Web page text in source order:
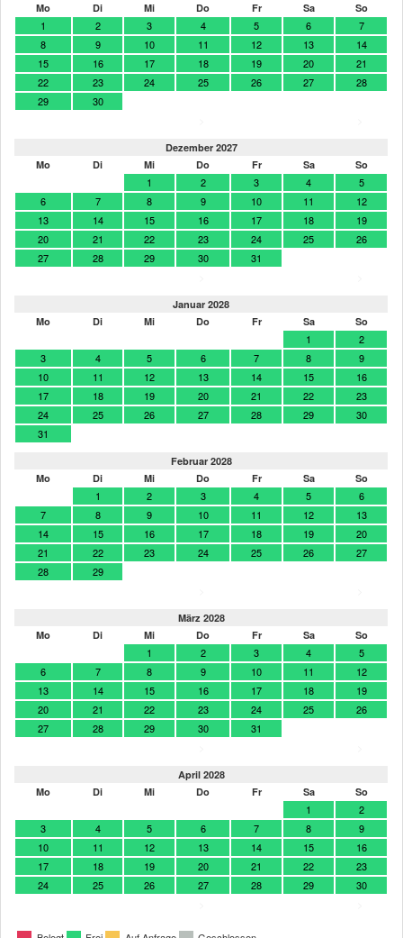
Mo
Di Mi Do Fr Sa So
1 2 3 4 5 6
7
8
9 10 11 12 13
14
15
16 17 18 19 20
21
22
23 24 25 26 27
28
29
30
Dezember 2027
Mo
Di Mi Do Fr Sa So
1 2 3 4
5
6
7 8 9 10 11
12
13
14 15 16 17 18
19
20
21 22 23 24 25
26
27
28 29 30
31
Januar 2028
Mo
Di Mi Do Fr Sa So
1
2
3
4 5 6 7 8
9
10
11 12 13 14 15
16
17
18 19 20 21 22
23
24
25 26 27 28 29
30
31
Februar 2028
Mo
Di Mi Do Fr Sa So
1 2 3 4 5
6
7
8 9 10 11 12
13
14
15 16 17 18 19
20
21
22 23 24 25 26
27
28
29
März 2028
Mo
Di Mi Do Fr Sa So
1 2 3 4
5
6
7 8 9 10 11
12
13
14 15 16 17 18
19
20
21 22 23 24 25
26
27
28 29 30
31
April 2028
Mo
Di Mi Do Fr Sa So
1
2
3
4 5 6 7 8
9
10
11 12 13 14 15
16
17
18 19 20 21 22
23
24
25 26 27 28 29
30